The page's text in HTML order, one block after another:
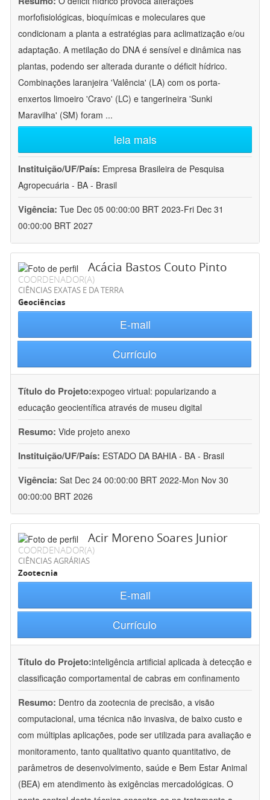
morfofisiológicas, bioquímicas e moleculares que
condicionam a planta a estratégias para aclimatização e/ou
adaptação. A metilação do DNA é sensível e dinâmica nas
plantas, podendo ser alterada durante o déficit hídrico.
Combinações laranjeira 'Valência' (LA) com os porta-
enxertos limoeiro 'Cravo' (LC) e tangerineira 'Sunki
Maravilha' (SM) foram ...
leia mais
Instituição/UF/País: Empresa Brasileira de Pesquisa
Agropecuária - BA - Brasil
Vigência: Tue Dec 05 00:00:00 BRT 2023-Fri Dec 31
00:00:00 BRT 2027
Acácia Bastos Couto Pinto
COORDENADOR(A)
CIÊNCIAS EXATAS E DA TERRA
Geociências
E-mail
Currículo
Título do Projeto:expogeo virtual: popularizando a
educação geocientífica através de museu digital
Resumo: Vide projeto anexo
Instituição/UF/País: ESTADO DA BAHIA - BA - Brasil
Vigência: Sat Dec 24 00:00:00 BRT 2022-Mon Nov 30
00:00:00 BRT 2026
Acir Moreno Soares Junior
COORDENADOR(A)
CIÊNCIAS AGRÁRIAS
Zootecnia
E-mail
Currículo
Título do Projeto:inteligência artificial aplicada à detecção e
classificação comportamental de cabras em confinamento
Resumo: Dentro da zootecnia de precisão, a visão
computacional, uma técnica não invasiva, de baixo custo e
com múltiplas aplicações, pode ser utilizada para avaliação e
monitoramento, tanto qualitativo quanto quantitativo, de
parâmetros de desenvolvimento, saúde e Bem Estar Animal
(BEA) em atendimento às exigências mercadológicas. O